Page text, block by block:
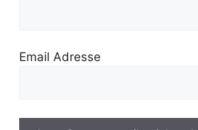
Email Adresse